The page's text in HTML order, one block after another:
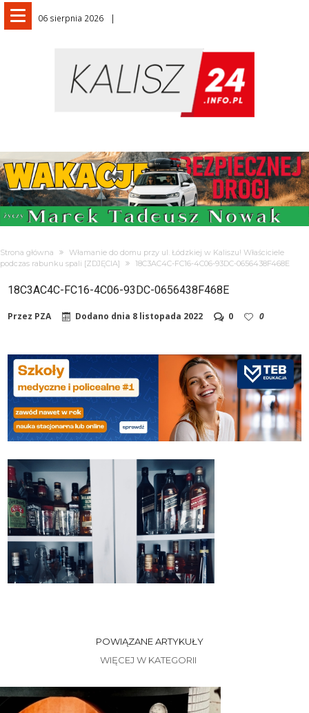
06 sierpnia 2026
Strona główna
Włamanie do domu przy ul. Łódzkiej w Kaliszu! Właściciele
podczas rabunku spali [ZDJĘCIA]
18C3AC4C-FC16-4C06-93DC-0656438F468E
18C3AC4C-FC16-4C06-93DC-0656438F468E
Przez PZA Dodano dnia 8 listopada 2022 0 0
POWIĄZANE ARTYKUŁY
WIĘCEJ W KATEGORII